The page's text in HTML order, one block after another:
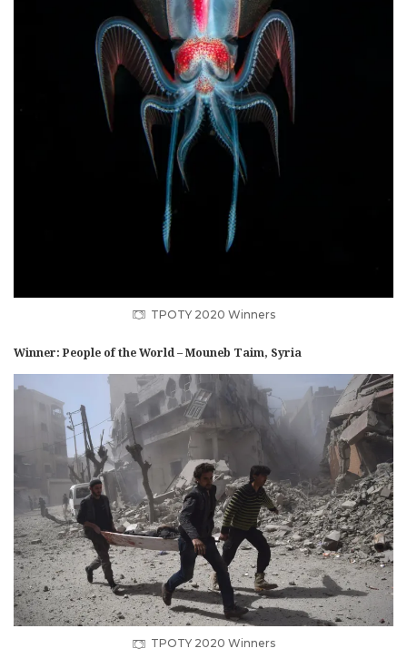
TPOTY 2020 Winners
Winner: People of the World – Mouneb Taim, Syria
TPOTY 2020 Winners